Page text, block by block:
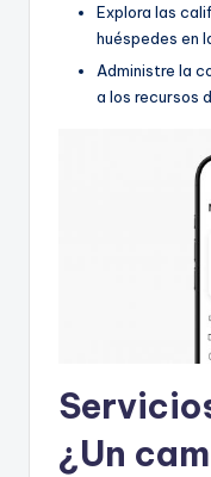
Explora las
huéspedes en
Administre la
a los recursos
¿Un